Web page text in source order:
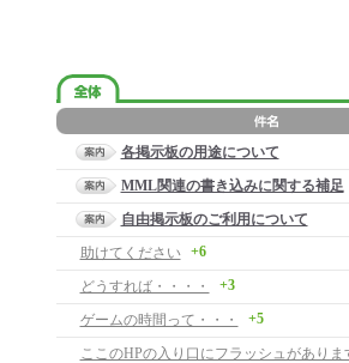
各掲示板の用途について
MML関連の書き込みに関する補足
自由掲示板のご利用について
助けてください
+6
どうすれば・・・・ +3
ゲームの時間って・・・ +5
ここのHPの入り口にフラッシュがありま